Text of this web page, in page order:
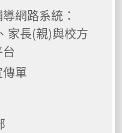
網路系統：
家長(親)與校方
單